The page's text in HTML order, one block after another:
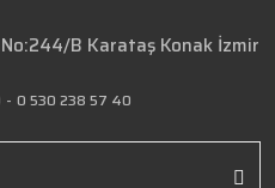
B Karataş Konak İzmir
- 0 530 238 57 40